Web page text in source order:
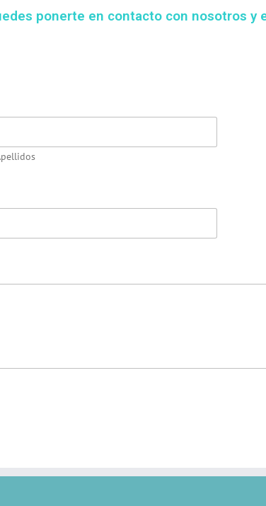
ponerte en contacto con nosotros y